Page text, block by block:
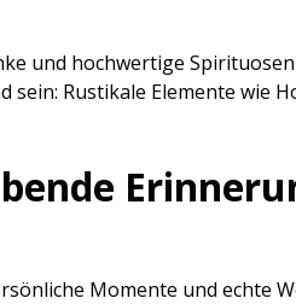
und hochwertige
Rustikale Elemente wie
Momente und echte